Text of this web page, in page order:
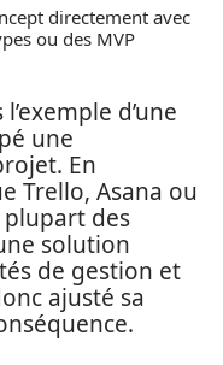
directement avec
ou des MVP
d’une
une
En
Trello, Asana ou
plupart des
solution
de gestion et
ajusté sa